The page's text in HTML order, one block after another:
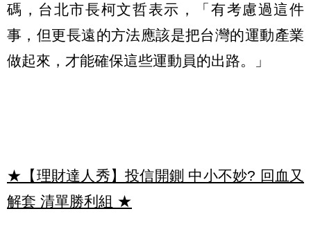
碼，台北市長柯文哲表示，「有考慮過這件
事，但更長遠的方法應該是把台灣的運動產業
做起來，才能確保這些運動員的出路。」
★【理財達人秀】投信開鍘 中小不妙? 回血又
解套 清單勝利組 ★